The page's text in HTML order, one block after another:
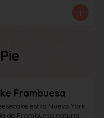
Frambuesa
estilo Nueva York
de Frambuesa natural